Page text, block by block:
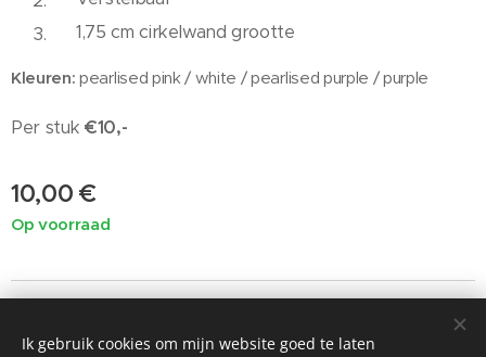
1,75 cm cirkelwand grootte
Kleuren:pearlised pink / white / pearlised purple / purple
Per stuk€10,-
10,00 €
Op voorraad
Ik gebruik cookies om mijn website goed te laten